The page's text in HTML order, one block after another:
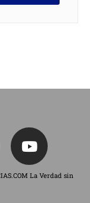
La Verdad sin